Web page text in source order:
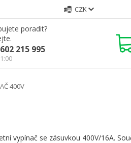
CZK
poradit?
215 995
400V
vypínač se zásuvkou 400V/16A.